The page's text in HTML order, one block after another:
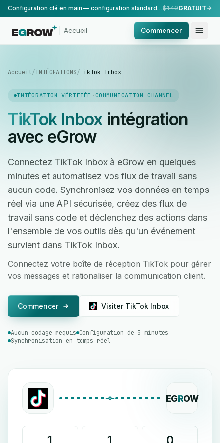
Configuration clé en main — configuration standard, réalisée par notre équipe.$149GRATUIT
Accueil Commencer
Accueil/INTÉGRATIONS/TikTok Inbox
INTÉGRATION VÉRIFIÉE ·COMMUNICATION CHANNEL
TikTok Inboxintégration
avec eGrow
Connectez TikTok Inbox à eGrow en quelques
minutes et automatisez vos flux de travail sans
aucun code. Synchronisez vos données en temps
réel via une API sécurisée, créez des flux de
travail sans code et déclenchez des actions dans
l'ensemble de vos outils dès qu'un événement
survient dans TikTok Inbox.
Connectez votre boîte de réception TikTok pour gérer
vos messages et rationaliser la communication client.
Commencer Visiter TikTok Inbox
Aucun codage requis Configuration de 5 minutes
Synchronisation en temps réel
EGROW
1 1 0